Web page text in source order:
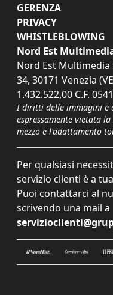
GERENZA
PRIVACY
WHISTLEBLOWING
Nord Est
Nord Est Multimedia
34, 30171 Venezia
1.432.522,00 C.F.
I diritti delle immagini e
espressamente vietata
mezzo e l'adattamento
Per qualsiasi
servizio clienti è a
Puoi contattarci al
scrivendo una mail a